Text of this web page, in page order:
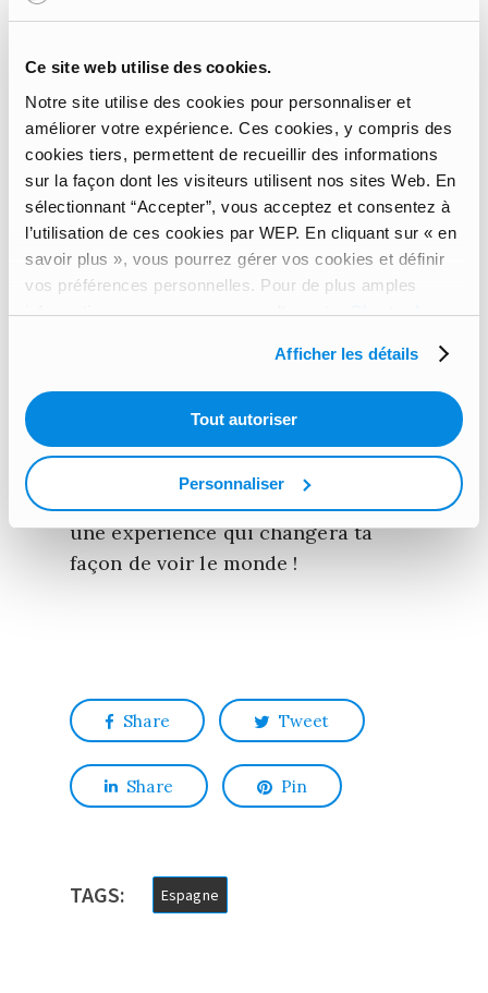
Ce site web utilise des cookies.
Notre site utilise des cookies pour personnaliser et
améliorer votre expérience. Ces cookies, y compris des
cookies tiers, permettent de recueillir des informations
sur la façon dont les visiteurs utilisent nos sites Web. En
sélectionnant “Accepter”, vous acceptez et consentez à
l’utilisation de ces cookies par WEP. En cliquant sur « en
savoir plus », vous pourrez gérer vos cookies et définir
vos préférences personnelles. Pour de plus amples
informations, vous pouvez consulter notreCharte de
Afficher les détails
Tout autoriser
Personnaliser
moyen est de la vivre en personne.
s’immerger dans une réalité
multiculturelle, faite de langues
diverses, de traditions millénaires
et d’innovation constante. Le
système scolaire espagnolpermet
aux étudiants internationaux
d’approfondir la langue et de
découvrir le pays, entre
apprentissage en classe et
développement personnel.
La prochaine étape pourrait bien
être celle-ci : partir et se laisser
inspirer par un pays
une expérience qui changera ta
façon de voir le monde !
Share Tweet
Share Pin
TAGS: Espagne